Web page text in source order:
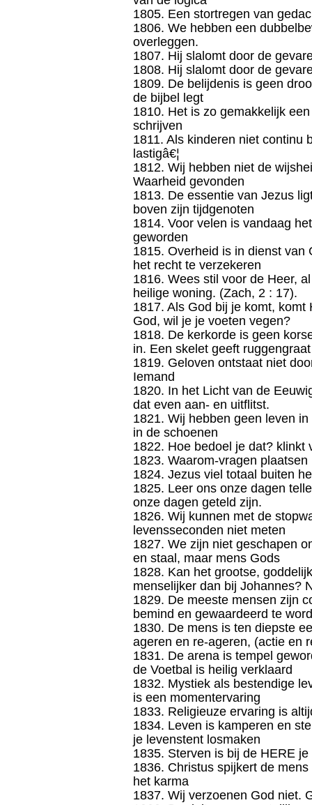
1805. Een stortregen van
1806. We hebben een
overleggen.
1807. Hij slalomt door de
1808. Hij slalomt door de
1809. De belijdenis is geen
de bijbel legt
1810. Het is zo gemakkelijk
schrijven
1811. Als kinderen niet continu
lastigâ€¦
1812. Wij hebben niet de
Waarheid gevonden
1813. De essentie van Jezus
boven zijn tijdgenoten
1814. Voor velen is vandaag
geworden
1815. Overheid is in dienst van
het recht te verzekeren
1816. Wees stil voor de Heer,
heilige woning. (Zach, 2 : 17).
1817. Als God bij je komt,
God, wil je je voeten vegen?
1818. De kerkorde is geen
in. Een skelet geeft ruggengraat
1819. Geloven ontstaat niet
Iemand
1820. In het Licht van de
dat even aan- en uitflitst.
1821. Wij hebben geen leven
in de schoenen
1822. Hoe bedoel je dat? klinkt
1823. Waarom-vragen
1824. Jezus viel totaal buiten
1825. Leer ons onze dagen
onze dagen geteld zijn.
1826. Wij kunnen met de
levensseconden niet meten
1827. We zijn niet geschapen
en staal, maar mens Gods
1828. Kan het grootse,
menselijker dan bij Johannes?
1829. De meeste mensen zijn
bemind en gewaardeerd te
1830. De mens is ten diepste
ageren en re-ageren, (actie en
1831. De arena is tempel
de Voetbal is heilig verklaard
1832. Mystiek als bestendige
is een momentervaring
1833. Religieuze ervaring is
1834. Leven is kamperen en
je levenstent losmaken
1835. Sterven is bij de HERE
1836. Christus spijkert de
het karma
1837. Wij verzoenen God niet.